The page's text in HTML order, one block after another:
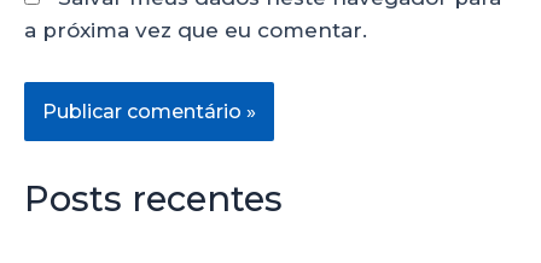
a próxima vez que eu comentar.
Posts recentes